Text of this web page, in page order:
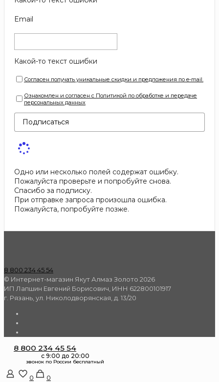
Email
Какой-то текст ошибки
Согласен получать уникальные скидки и предложения по e-mail.
Ознакомлен и согласен с Политикой по обработке и передаче
персональных данных
Подписаться
Одно или несколько полей содержат ошибку.
Пожалуйста проверьте и попробуйте снова.
Спасибо за подписку.
При отправке запроса произошла ошибка.
Пожалуйста, попробуйте позже.
8 800 234 45 54
© Интернет-магазин Якут Алмаз Золото 2026
ИП Лапшин Евгений Борисович, ИНН 622800101917
г. Рязань, ул. Николодворянская, д. 13/20
8 800 234 45 54
0
0